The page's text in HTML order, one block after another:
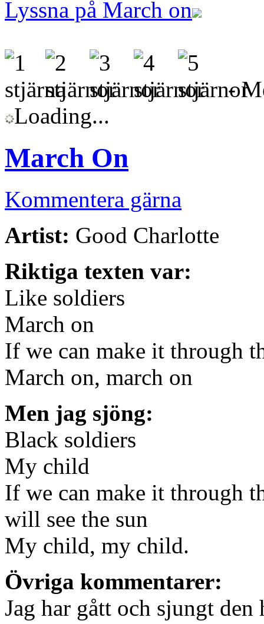
Lyssna på March on
-
Loading...
March On
Kommentera gärna
Artist: Good Charlotte
Riktiga texten var:
Like soldiers
March on
If we can make it through
March on, march on
Men jag sjöng:
Black soldiers
My child
If we can make it through
will see the sun
My child, my child.
Övriga kommentarer:
Jag har gått och sjungt